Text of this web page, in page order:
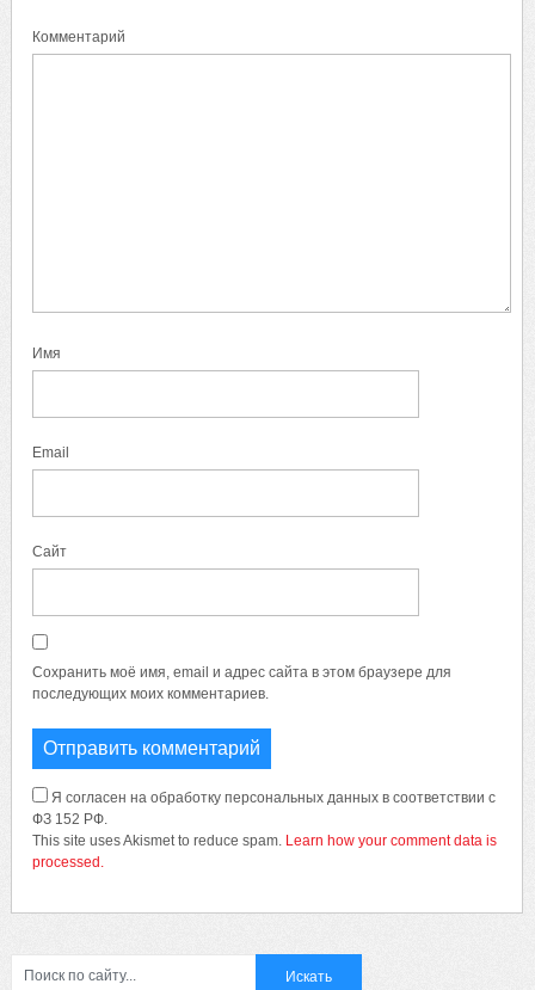
Комментарий
Имя
Email
Сайт
Сохранить моё имя, email и адрес сайта в этом браузере для
последующих моих комментариев.
Я согласен на обработку персональных данных в соответствии с
ФЗ 152 РФ.
This site uses Akismet to reduce spam. Learn how your comment data is
processed.